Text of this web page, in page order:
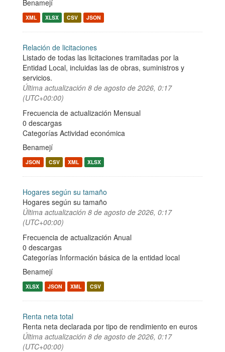
Benamejí
XML XLSX CSV JSON
Relación de licitaciones
Listado de todas las licitaciones tramitadas por la
Entidad Local, incluidas las de obras, suministros y
servicios.
Última actualización 8 de agosto de 2026, 0:17
(UTC+00:00)
Frecuencia de actualización Mensual
0 descargas
Categorías Actividad económica
Benamejí
JSON CSV XML XLSX
Hogares según su tamaño
Hogares según su tamaño
Última actualización 8 de agosto de 2026, 0:17
(UTC+00:00)
Frecuencia de actualización Anual
0 descargas
Categorías Información básica de la entidad local
Benamejí
XLSX JSON XML CSV
Renta neta total
Renta neta declarada por tipo de rendimiento en euros
Última actualización 8 de agosto de 2026, 0:17
(UTC+00:00)